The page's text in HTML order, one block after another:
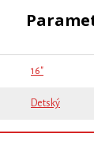
16"
Detský